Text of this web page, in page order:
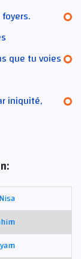
que tu voies
iniquité,